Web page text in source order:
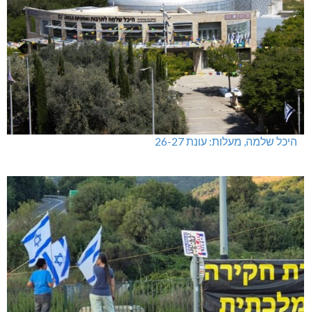
היכל שלמה, מעלות: עונת 26-27